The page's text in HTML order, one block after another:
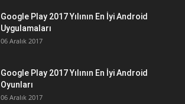
Google Play 2017 Yılının En İyi Android
Uygulamaları
06 Aralık 2017
Google Play 2017 Yılının En İyi Android
Oyunları
06 Aralık 2017